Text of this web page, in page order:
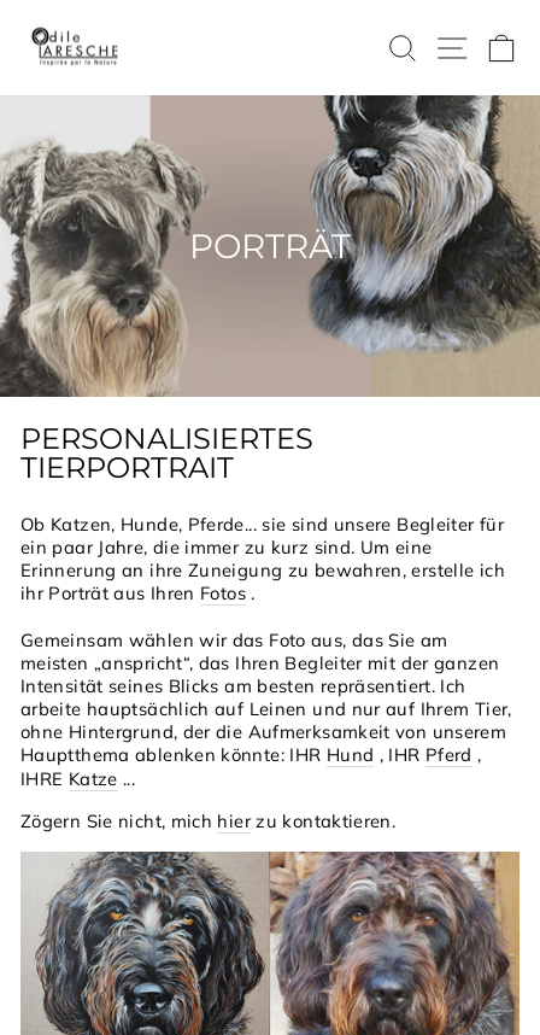
zum
Inhalt
SUCHE
PORTRÄT
PERSONALISIERTES
TIERPORTRAIT
Ob Katzen, Hunde, Pferde... sie sind unsere Begleiter für
ein paar Jahre, die immer zu kurz sind. Um eine
Erinnerung an ihre Zuneigung zu bewahren, erstelle ich
ihr Porträt aus Ihren Fotos.
Gemeinsam wählen wir das Foto aus, das Sie am
meisten „anspricht“, das Ihren Begleiter mit der ganzen
Intensität seines Blicks am besten repräsentiert. Ich
arbeite hauptsächlich auf Leinen und nur auf Ihrem Tier,
ohne Hintergrund, der die Aufmerksamkeit von unserem
Hauptthema ablenken könnte: IHR Hund , IHR Pferd ,
IHRE Katze ...
Zögern Sie nicht, mich hierzu kontaktieren.